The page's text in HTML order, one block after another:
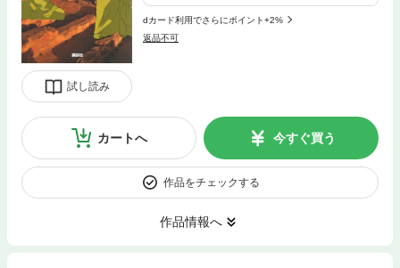
試し読み
dカード利用でさらにポイント+2%
返品不可
カートへ 今すぐ買う
作品をチェックする
作品情報へ